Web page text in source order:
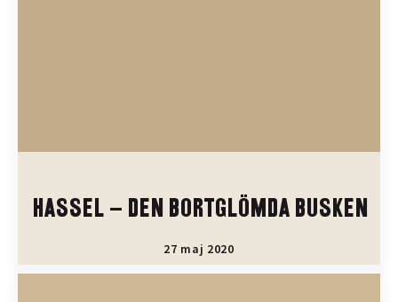
HASSEL – DEN BORTGLÖMDA BUSKEN
27 maj 2020